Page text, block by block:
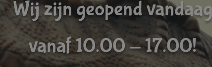
Wij zijn geopend vandaag
vanaf 10.00 - 17.00!